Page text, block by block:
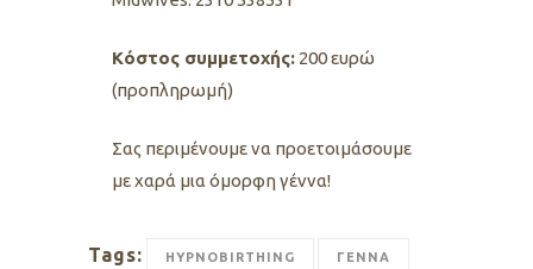
Kόστος συμμετοχής: 200 ευρώ
(προπληρωμή)
Σας περιμένουμε να προετοιμάσουμε
με χαρά μια όμορφη γέννα!
Tags: HYPNOBIRTHING ΓΕΝΝΑ